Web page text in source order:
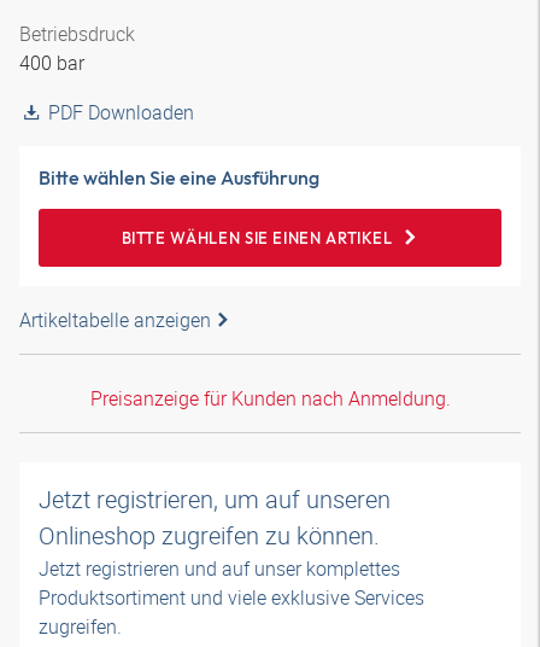
Betriebsdruck
400 bar
PDF Downloaden
Bitte wählen Sie eine Ausführung
BITTE WÄHLEN SIE EINEN ARTIKEL
Artikeltabelle anzeigen
Preisanzeige für Kunden nach Anmeldung.
Jetzt registrieren, um auf unseren
Onlineshop zugreifen zu können.
Jetzt registrieren und auf unser komplettes
Produktsortiment und viele exklusive Services
zugreifen.